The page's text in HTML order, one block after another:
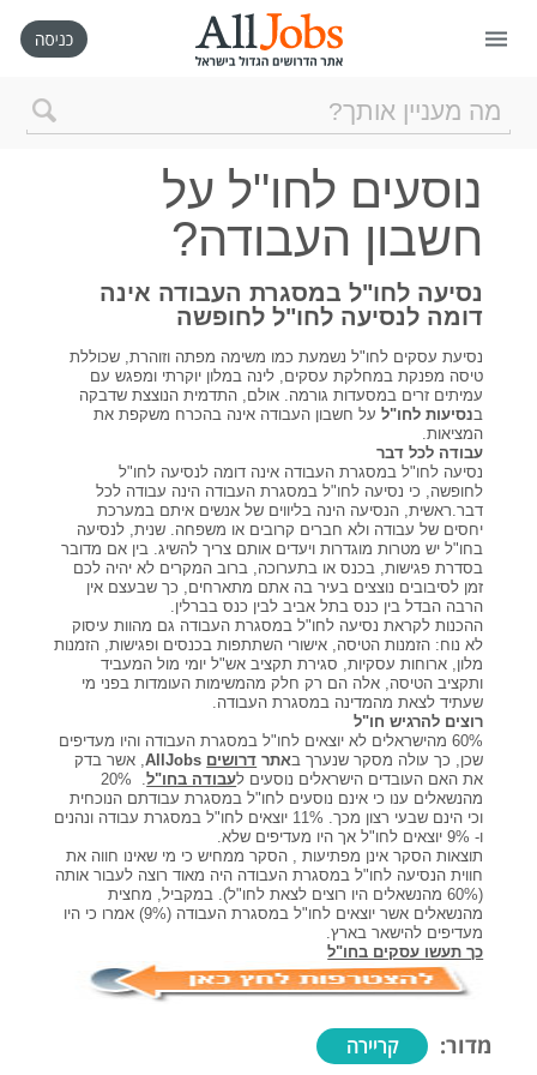
דף הבית
חיפוש חדש
ניהול החיפושים שלי
רכישת AllJobs VIP
כמה אתם שווים?
קורסים אונליין
קורסים אונליין
שדרוג קורות חיים
שאלות נפוצות
התנתקות
נוסעים לחו"ל על
חשבון העבודה?
נסיעה לחו"ל במסגרת העבודה אינה
דומה לנסיעה לחו"ל לחופשה
נסיעת עסקים לחו"ל נשמעת כמו משימה מפתה וזוהרת, שכוללת
טיסה מפנקת במחלקת עסקים, לינה במלון יוקרתי ומפגש עם
עמיתים זרים במסעדות גורמה. אולם, התדמית הנוצצת שדבקה
בנסיעות לחו"לעל חשבון העבודה אינה בהכרח משקפת את
המציאות.
עבודה לכל דבר
נסיעה לחו"ל במסגרת העבודה אינה דומה לנסיעה לחו"ל
לחופשה, כי נסיעה לחו"ל במסגרת העבודה הינה עבודה לכל
דבר.ראשית, הנסיעה הינה בליווים של אנשים איתם במערכת
יחסים של עבודה ולא חברים קרובים או משפחה. שנית, לנסיעה
בחו"ל יש מטרות מוגדרות ויעדים אותם צריך להשיג. בין אם מדובר
בסדרת פגישות, בכנס או בתערוכה, ברוב המקרים לא יהיה לכם
זמן לסיבובים נוצצים בעיר בה אתם מתארחים, כך שבעצם אין
הרבה הבדל בין כנס בתל אביב לבין כנס בברלין.
ההכנות לקראת נסיעה לחו"ל במסגרת העבודה גם מהוות עיסוק
לא נוח: הזמנות הטיסה, אישורי השתתפות בכנסים ופגישות, הזמנות
מלון, ארוחות עסקיות, סגירת תקציב אש"ל יומי מול המעביד
ותקציב הטיסה, אלה הם רק חלק מהמשימות העומדות בפני מי
שעתיד לצאת מהמדינה במסגרת העבודה.
רוצים להרגיש חו"ל
60% מהישראלים לא יוצאים לחו"ל במסגרת העבודה והיו מעדיפים
שכן, כך עולה מסקר שנערך באתר דרושים AllJobs, אשר בדק
את האם העובדים הישראלים נוסעים לעבודה בחו"ל
. 20%
מהנשאלים ענו כי אינם נוסעים לחו"ל במסגרת עבודתם הנוכחית
וכי הינם שבעי רצון מכך. 11% יוצאים לחו"ל במסגרת עבודה ונהנים
ו- 9% יוצאים לחו"ל אך היו מעדיפים שלא.
תוצאות הסקר אינן מפתיעות , הסקר ממחיש כי מי שאינו חווה את
חווית הנסיעה לחו"ל במסגרת העבודה היה מאוד רוצה לעבור אותה
(60% מהנשאלים היו רוצים לצאת לחו"ל). במקביל, מחצית
מהנשאלים אשר יוצאים לחו"ל במסגרת העבודה (9%) אמרו כי היו
מעדיפים להישאר בארץ.
כך תעשו עסקים בחו"ל
מדור: קריירה